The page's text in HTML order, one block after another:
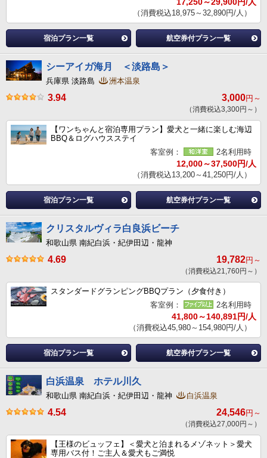
（消費税込18,975～32,890円/人）
宿泊プラン一覧 航空券付プラン一覧
シーアイガ海月 ＜淡路島＞
兵庫県 淡路島 洲本温泉
3.94 3,000円～
（消費税込3,300円～）
【ワンちゃんと宿泊専用プラン】愛犬と一緒に楽しむ海辺
BBQ＆ログハウスステイ
客室例：
2名利用時
12,000～37,500円/人
（消費税込13,200～41,250円/人）
宿泊プラン一覧 航空券付プラン一覧
クリスタルヴィラ白良浜ビーチ
和歌山県 南紀白浜・紀伊田辺・龍神
4.69 19,782円～
（消費税込21,760円～）
スタンダードグランピングBBQプラン（夕食付き）
客室例：
2名利用時
41,800～140,891円/人
（消費税込45,980～154,980円/人）
宿泊プラン一覧 航空券付プラン一覧
白浜温泉 ホテル川久
和歌山県 南紀白浜・紀伊田辺・龍神 白浜温泉
4.54 24,546円～
（消費税込27,000円～）
【王様のビュッフェ】＜愛犬と泊まれるメゾネット＞愛犬
専用バス付！ご主人＆愛犬もご満悦